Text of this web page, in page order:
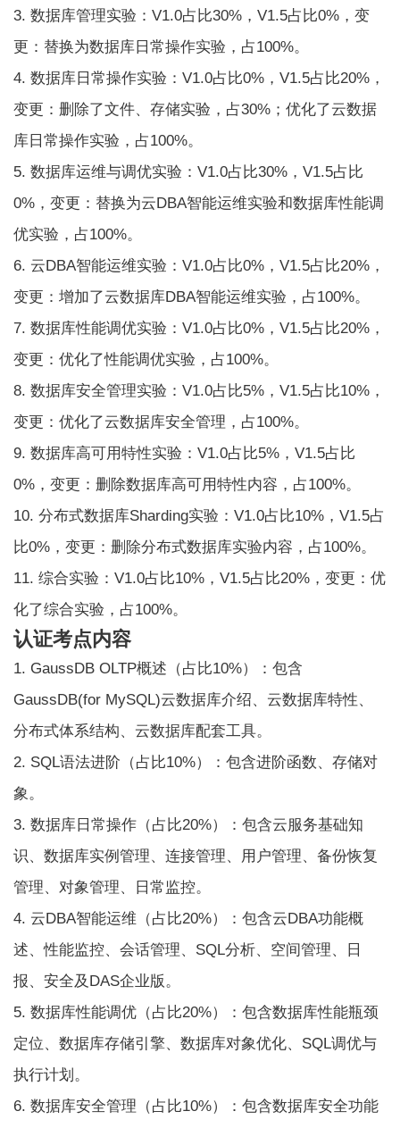
3. 数据库管理实验：V1.0占比30%，V1.5占比0%，变
更：替换为数据库日常操作实验，占100%。
4. 数据库日常操作实验：V1.0占比0%，V1.5占比20%，
变更：删除了文件、存储实验，占30%；优化了云数据
库日常操作实验，占100%。
5. 数据库运维与调优实验：V1.0占比30%，V1.5占比
0%，变更：替换为云DBA智能运维实验和数据库性能调
优实验，占100%。
6. 云DBA智能运维实验：V1.0占比0%，V1.5占比20%，
变更：增加了云数据库DBA智能运维实验，占100%。
7. 数据库性能调优实验：V1.0占比0%，V1.5占比20%，
变更：优化了性能调优实验，占100%。
8. 数据库安全管理实验：V1.0占比5%，V1.5占比10%，
变更：优化了云数据库安全管理，占100%。
9. 数据库高可用特性实验：V1.0占比5%，V1.5占比
0%，变更：删除数据库高可用特性内容，占100%。
10. 分布式数据库Sharding实验：V1.0占比10%，V1.5占
比0%，变更：删除分布式数据库实验内容，占100%。
11. 综合实验：V1.0占比10%，V1.5占比20%，变更：优
化了综合实验，占100%。
认证考点内容
1. GaussDB OLTP概述（占比10%）：包含
GaussDB(for MySQL)云数据库介绍、云数据库特性、
分布式体系结构、云数据库配套工具。
2. SQL语法进阶（占比10%）：包含进阶函数、存储对
象。
3. 数据库日常操作（占比20%）：包含云服务基础知
识、数据库实例管理、连接管理、用户管理、备份恢复
管理、对象管理、日常监控。
4. 云DBA智能运维（占比20%）：包含云DBA功能概
述、性能监控、会话管理、SQL分析、空间管理、日
报、安全及DAS企业版。
5. 数据库性能调优（占比20%）：包含数据库性能瓶颈
定位、数据库存储引擎、数据库对象优化、SQL调优与
执行计划。
6. 数据库安全管理（占比10%）：包含数据库安全功能